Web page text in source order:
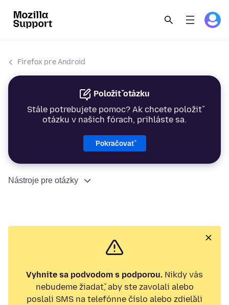
Firefox pre Android
Položiť otázku
Stále potrebujete pomoc? Ak chcete položiť
otázku v našich fórach, prihláste sa.
Pokračovať
Nástroje pre otázky
Vyhnite sa podvodom s podporou. Nikdy vás
nebudeme žiadať, aby ste zavolali alebo
poslali SMS na telefónne číslo alebo zdieľali